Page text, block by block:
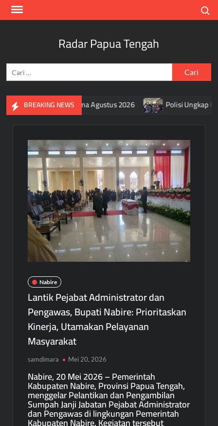
Skip
Radar Papua Tengah
untuk:
BREAKING NEWS
Merah Putih Selama Agustus 2026 Polisi Ungkap Motif
Nabire
Lantik Pejabat Administrator dan
Pengawas, Bupati Nabire: Prioritaskan
Kinerja, Utamakan Pelayanan
Masyarakat
samdimara Mei 20, 2026
Nabire, 20 Mei 2026 – Pemerintah
Kabupaten Nabire, Provinsi Papua Tengah,
menggelar Pelantikan dan Pengambilan
Sumpah Janji Jabatan Pejabat Administrator
dan Pengawas di lingkungan Pemerintah